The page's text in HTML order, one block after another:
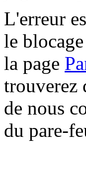
L'erreur
le
la page
trouverez
de nous
du pare-